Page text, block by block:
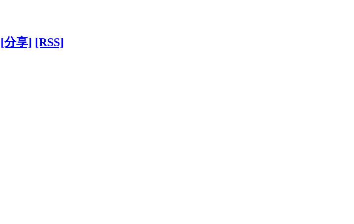
[分享] [RSS]